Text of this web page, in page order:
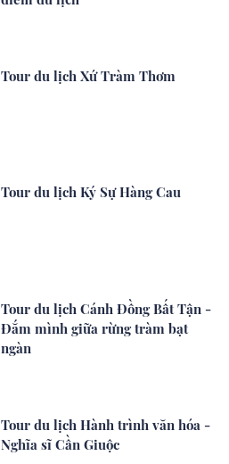
Tour du lịch Xứ Tràm Thơm
Tour du lịch Ký Sự Hàng Cau
Tour du lịch Cánh Đồng Bất Tận -
Đắm mình giữa rừng tràm bạt
ngàn
Tour du lịch Hành trình văn hóa -
Nghĩa sĩ Cần Giuộc